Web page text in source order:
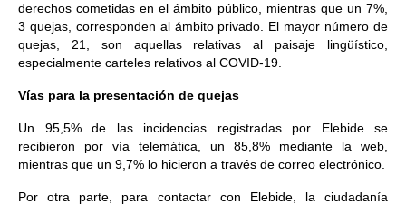
derechos cometidas en el ámbito público, mientras que un 7%,
3 quejas, corresponden al ámbito privado. El mayor número de
quejas, 21, son aquellas relativas al paisaje lingüístico,
especialmente carteles relativos al COVID-19.
Vías para la presentación de quejas
Un 95,5% de las incidencias registradas por Elebide se
recibieron por vía telemática, un 85,8% mediante la web,
mientras que un 9,7% lo hicieron a través de correo electrónico.
Por otra parte, para contactar con Elebide, la ciudadanía